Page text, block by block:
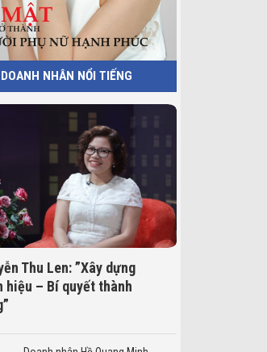
DOANH NHÂN NỔI TIẾNG
Thu Len: ”Xây dựng
hiệu – Bí quyết thành